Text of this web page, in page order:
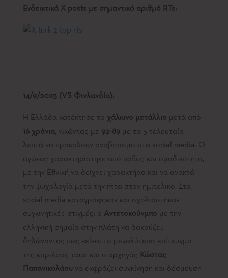
Ενδεικτικά X posts με σημαντικό αριθμό RTs:
14/9/2025 (VS Φινλανδία):
Η Ελλάδα κατέκτησε το χάλκινο μετάλλιο μετά από
16 χρόνια, νικώντας με 92-89 με τα 5 τελευταία
λεπτά να προκαλούν αναβρασμό στα social media. Ο
αγώνας χαρακτηρίστηκε από πάθος και ομαδικότητα,
με την Εθνική να δείχνει χαρακτήρα και να ανακτά
την ψυχολογία μετά την ήττα στον ημιτελικό. Στα
social media καταγράφηκαν και σχολιάστηκαν
συγκινητικές στιγμές: ο Αντετοκούνμπο με την
ελληνική σημαία στην πλάτη να δακρύζει,
δηλώνοντας πως «είναι το μεγαλύτερο επίτευγμα
της καριέρας του», και ο αρχηγός Κώστας
Παπανικολάου να εκφράζει συγκίνηση και δέσμευση